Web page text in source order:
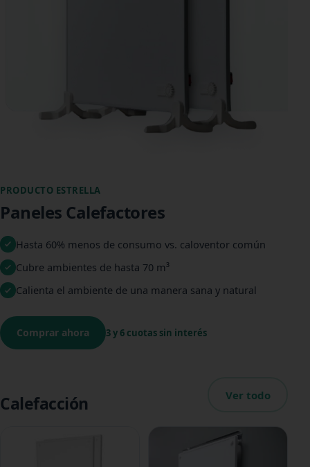
PRODUCTO ESTRELLA
Paneles Calefactores
Hasta 60% menos de consumo vs. caloventor común
Cubre ambientes de hasta 70 m³
Calienta el ambiente de una manera sana y natural
Comprar ahora 3 y 6 cuotas sin interés
Calefacción Ver todo